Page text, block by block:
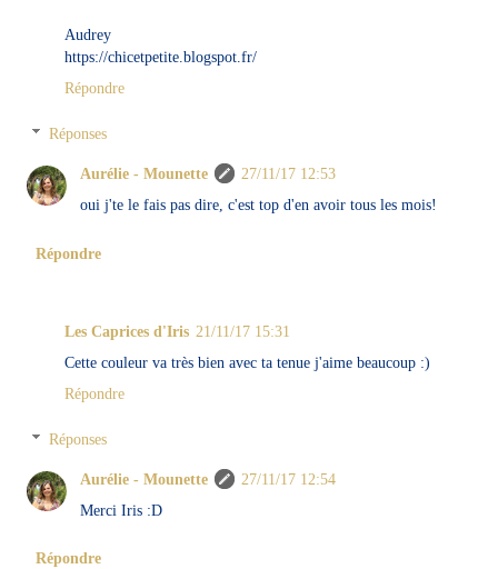
Audrey
https://chicetpetite.blogspot.fr/
Répondre
Réponses
Aurélie - Mounette
27/11/17 12:53
oui j'te le fais pas dire, c'est top d'en avoir tous les mois!
Répondre
Les Caprices d'Iris 21/11/17 15:31
Cette couleur va très bien avec ta tenue j'aime beaucoup :)
Répondre
Réponses
Aurélie - Mounette
27/11/17 12:54
Merci Iris :D
Répondre